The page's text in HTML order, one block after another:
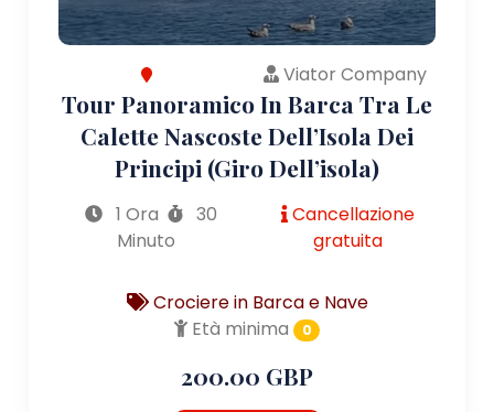
Viator Company
Tour Panoramico In Barca Tra Le
Calette Nascoste Dell’Isola Dei
Principi (giro Dell’isola)
1 Ora
30
Minuto
Cancellazione
gratuita
Crociere in Barca e Nave
Età minima
0
200.00 GBP